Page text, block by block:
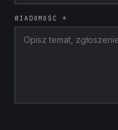
WIADOMOŚĆ *